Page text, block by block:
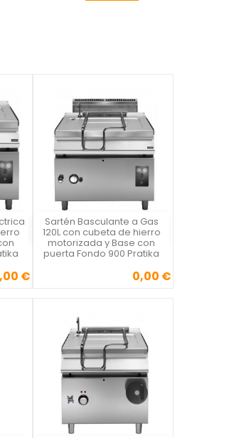
€
 Sartén Basculante a Gas
120L con cubeta de hierro
motorizada y Base con
puerta Fondo 900 Pratika
Precio0,00 €

Vista rápida